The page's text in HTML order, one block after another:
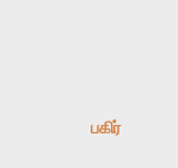
பகிர்